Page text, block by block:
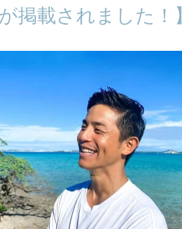
掲載されました！】